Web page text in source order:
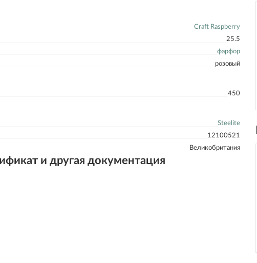
Craft Raspberry
25.5
фарфор
розовый
450
Steelite
12100521
Великобритания
и другая документация